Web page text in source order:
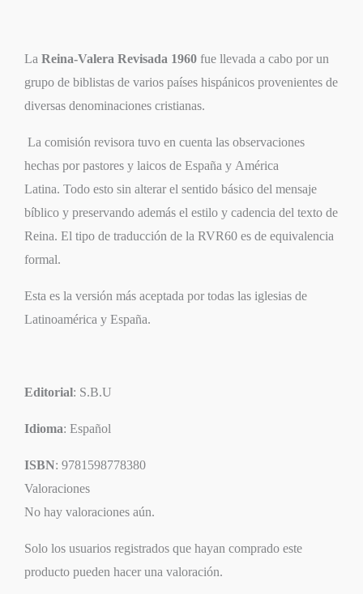
La Reina-Valera Revisada 1960 fue llevada a cabo por un
grupo de biblistas de varios países hispánicos provenientes de
diversas denominaciones cristianas.
​ La comisión revisora tuvo en cuenta las observaciones
hechas por pastores y laicos de España y América
Latina. Todo esto sin alterar el sentido básico del mensaje
bíblico y preservando además el estilo y cadencia del texto de
Reina. El tipo de traducción de la RVR60 es de equivalencia
formal.
Esta es la versión más aceptada por todas las iglesias de
Latinoamérica y España.
Editorial: S.B.U
Idioma: Español
ISBN: 9781598778380
Valoraciones
No hay valoraciones aún.
Solo los usuarios registrados que hayan comprado este
producto pueden hacer una valoración.